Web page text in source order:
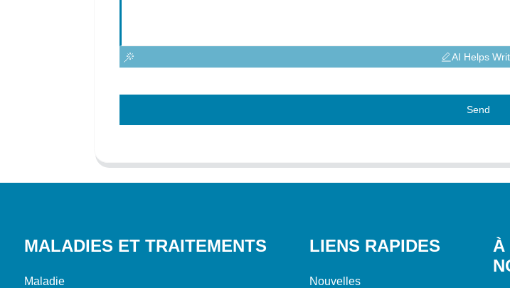
AI Helps
Send
MALADIES ET TRAITEMENTS
Maladie
LIENS RAPIDES
Nouvelles
À